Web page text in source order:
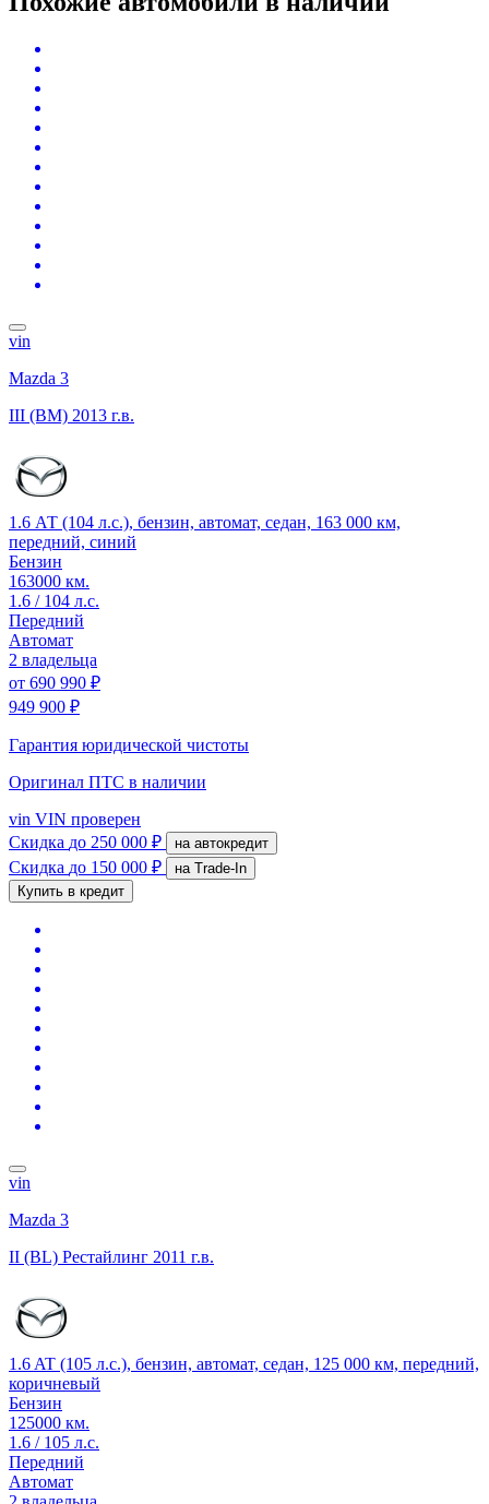
vin
Mazda 3
III (BM) 2013 г.в.
1.6 АТ (104 л.с.), бензин, автомат, седан, 163 000 км,
передний, синий
Бензин
163000 км.
1.6 / 104 л.с.
Передний
Автомат
2 владельца
от 690 990 ₽
949 900 ₽
Гарантия юридической чистоты
Оригинал ПТС в наличии
vin VIN проверен
Скидка до 250 000 ₽ на автокредит
Скидка до 150 000 ₽
на Trade-In
Купить в кредит
vin
Mazda 3
II (BL) Рестайлинг 2011 г.в.
1.6 AT (105 л.с.), бензин, автомат, седан, 125 000 км, передний,
коричневый
Бензин
125000 км.
1.6 / 105 л.с.
Передний
Автомат